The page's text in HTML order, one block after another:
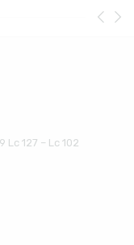
127 – Lc 102